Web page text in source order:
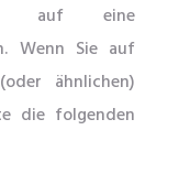
auf eine
Wenn Sie auf
ähnlichen)
die folgenden